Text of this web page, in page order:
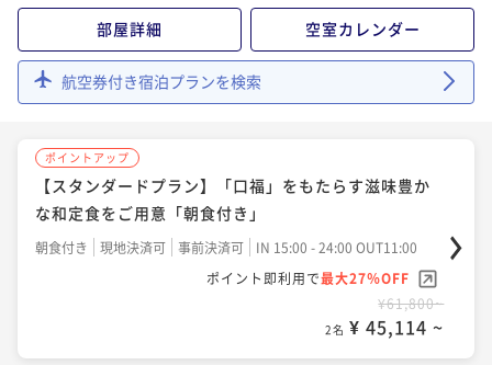
ポイント即利用で最大27％OFF
¥93,800~
¥ 68,474 ~
部屋詳細 空室カレンダー
航空券付き宿泊プランを検索
ポイントアップ
【スタンダードプラン】「口福」をもたらす滋味豊か
な和定食をご用意「朝食付き」
朝食付き 現地決済可 事前決済可
IN 15:00 - 24:00 OUT11:00
ポイント即利用で最大27％OFF
¥61,800~
2名 ¥ 45,114 ~